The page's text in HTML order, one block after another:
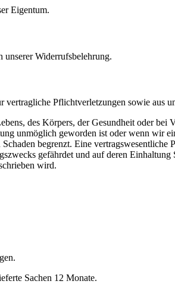
Eigentum.
unserer Widerrufsbelehrung.
Pflichtverletzungen sowie aus
des Körpers, der Gesundheit oder
unmöglich geworden ist oder wenn wir
begrenzt. Eine
gefährdet und auf deren
wird.
Sachen 12 Monate.